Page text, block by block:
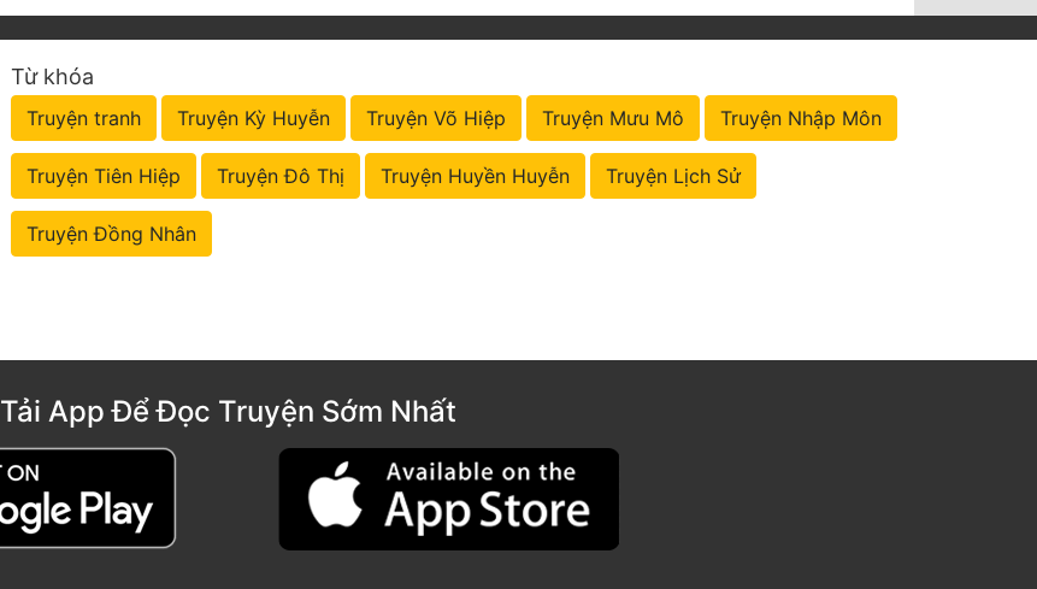
Từ khóa
Truyện tranh Truyện Kỳ Huyễn Truyện Võ Hiệp Truyện Mưu Mô Truyện Nhập Môn
Truyện Tiên Hiệp Truyện Đô Thị Truyện Huyền Huyễn Truyện Lịch Sử
Truyện Đồng Nhân
Tải App Để Đọc Truyện Sớm Nhất